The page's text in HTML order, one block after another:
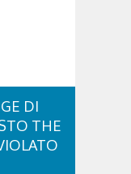
DI
THE